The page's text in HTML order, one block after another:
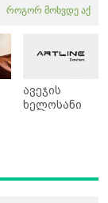
როგორ მოხვდე აქ
ავეჯის
ხელოსანი